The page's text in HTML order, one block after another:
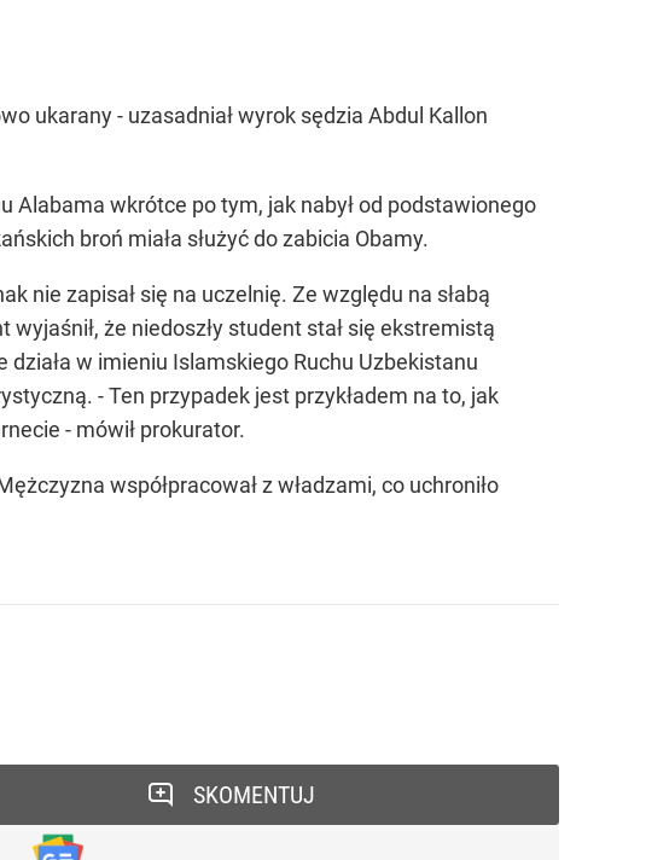
ukarany - uzasadniał wyrok sędzia Abdul Kallon
Alabama wkrótce po tym, jak nabył od podstawionego
broń miała służyć do zabicia Obamy.
nie zapisał się na uczelnię. Ze względu na słabą
że niedoszły student stał się ekstremistą
w imieniu Islamskiego Ruchu Uzbekistanu
- Ten przypadek jest przykładem na to, jak
- mówił prokurator.
współpracował z władzami, co uchroniło
SKOMENTUJ